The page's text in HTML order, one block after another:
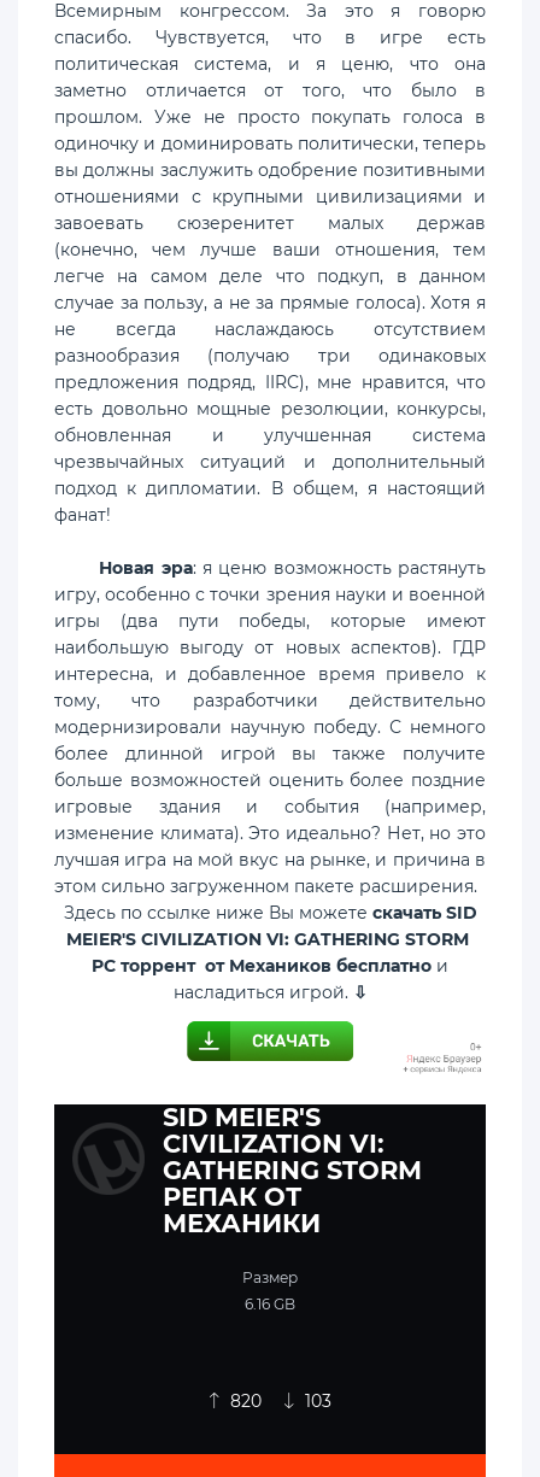
Всемирным конгрессом. За это я говорю
спасибо. Чувствуется, что в игре есть
политическая система, и я ценю, что она
заметно отличается от того, что было в
прошлом. Уже не просто покупать голоса в
одиночку и доминировать политически, теперь
вы должны заслужить одобрение позитивными
отношениями с крупными цивилизациями и
завоевать сюзеренитет малых держав
(конечно, чем лучше ваши отношения, тем
легче на самом деле что подкуп, в данном
случае за пользу, а не за прямые голоса). Хотя я
не всегда наслаждаюсь отсутствием
разнообразия (получаю три одинаковых
предложения подряд, IIRC), мне нравится, что
есть довольно мощные резолюции, конкурсы,
обновленная и улучшенная система
чрезвычайных ситуаций и дополнительный
подход к дипломатии. В общем, я настоящий
фанат!
Новая эра: я ценю возможность растянуть
игру, особенно с точки зрения науки и военной
игры (два пути победы, которые имеют
наибольшую выгоду от новых аспектов). ГДР
интересна, и добавленное время привело к
тому, что разработчики действительно
модернизировали научную победу. С немного
более длинной игрой вы также получите
больше возможностей оценить более поздние
игровые здания и события (например,
изменение климата). Это идеально? Нет, но это
лучшая игра на мой вкус на рынке, и причина в
этом сильно загруженном пакете расширения.
Здесь по ссылке ниже Вы можете скачать SID
MEIER'S CIVILIZATION VI: GATHERING STORM
PC торрент от Механиков бесплатно и
насладиться игрой. ⇩
SID MEIER'S
CIVILIZATION VI:
GATHERING STORM
РЕПАК ОТ
МЕХАНИКИ
Размер
6.16 GB
820 103